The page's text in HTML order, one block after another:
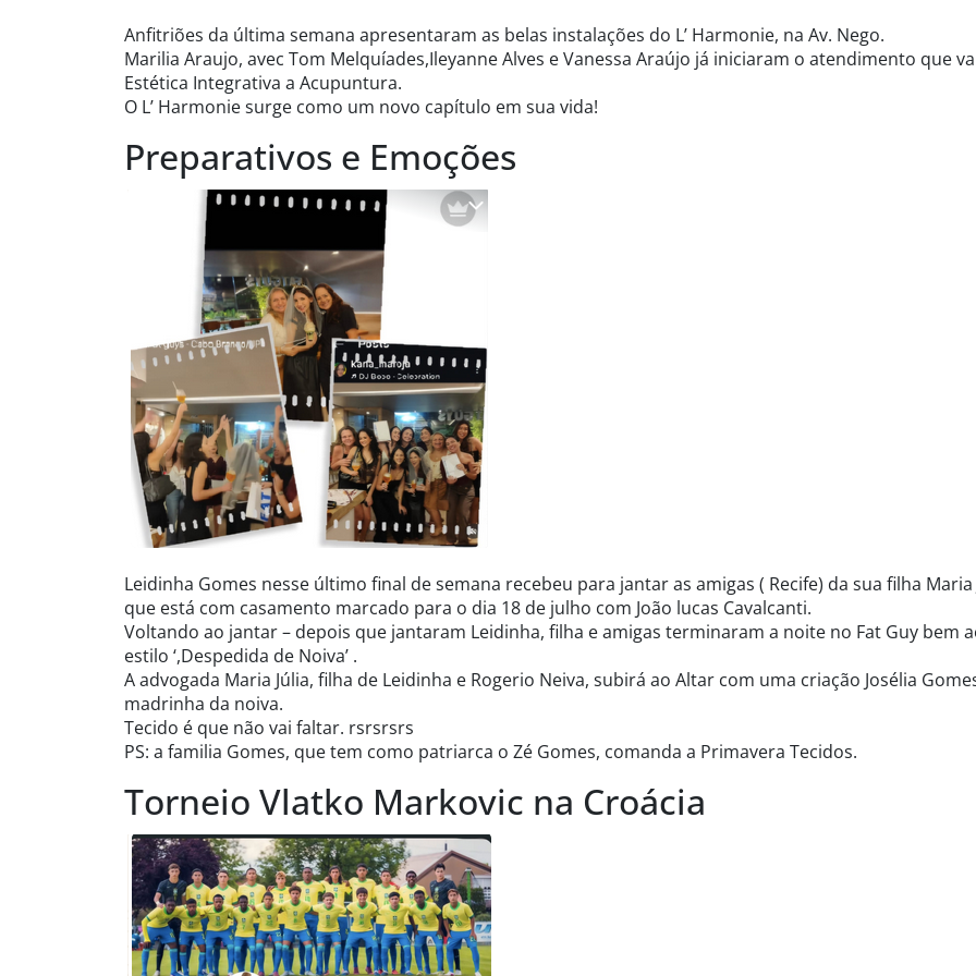
Anfitriões da última semana apresentaram as belas instalações do L’ Harmonie, na Av. Nego.
Marilia Araujo, avec Tom Melquíades,Ileyanne Alves e Vanessa Araújo já iniciaram o atendimento que
Estética Integrativa a Acupuntura.
O L’ Harmonie surge como um novo capítulo em sua vida!
Preparativos e Emoções
Leidinha Gomes nesse último final de semana recebeu para jantar as amigas ( Recife) da sua filha Maria
que está com casamento marcado para o dia 18 de julho com João lucas Cavalcanti.
Voltando ao jantar – depois que jantaram Leidinha, filha e amigas terminaram a noite no Fat Guy bem
estilo ‘,Despedida de Noiva’ .
A advogada Maria Júlia, filha de Leidinha e Rogerio Neiva, subirá ao Altar com uma criação Josélia
madrinha da noiva.
Tecido é que não vai faltar. rsrsrsrs
PS: a familia Gomes, que tem como patriarca o Zé Gomes, comanda a Primavera Tecidos.
Torneio Vlatko Markovic na Croácia